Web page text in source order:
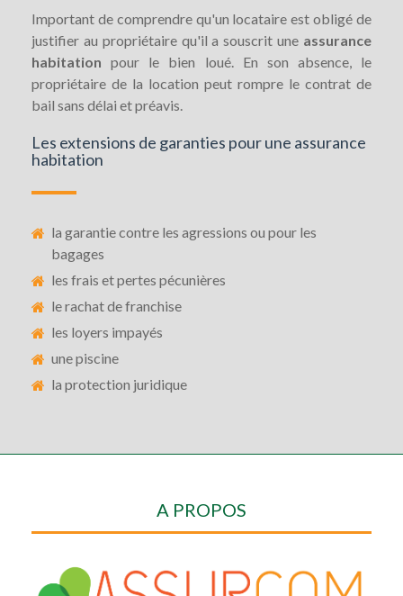
Important de comprendre qu'un locataire est obligé de
justifier au propriétaire qu'il a souscrit une assurance
habitation pour le bien loué. En son absence, le
propriétaire de la location peut rompre le contrat de
bail sans délai et préavis.
Les extensions de garanties pour une assurance
habitation
la garantie contre les agressions ou pour les
bagages
les frais et pertes pécunières
le rachat de franchise
les loyers impayés
une piscine
la protection juridique
A PROPOS